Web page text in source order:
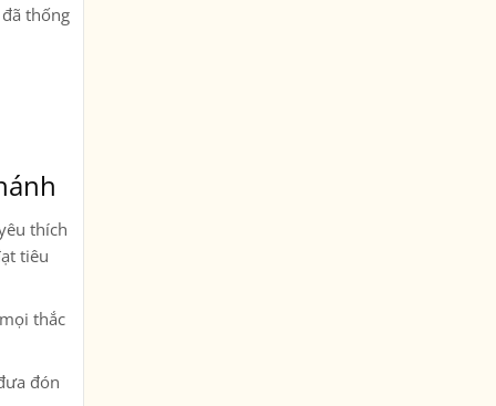
thống
thích
tiêu
thắc
đón